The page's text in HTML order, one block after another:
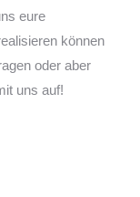
eure
können
oder aber
uns auf!